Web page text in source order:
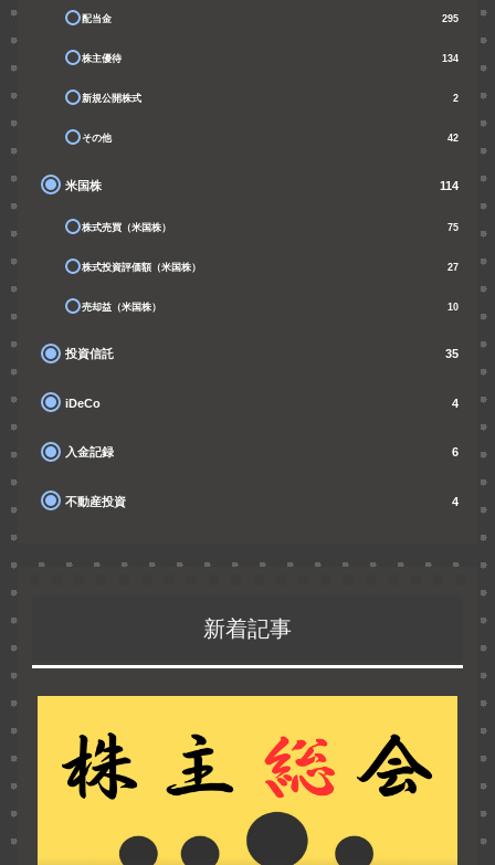
配当金 295
株主優待 134
新規公開株式 2
その他 42
米国株 114
株式売買（米国株） 75
株式投資評価額（米国株） 27
売却益（米国株） 10
投資信託 35
iDeCo 4
入金記録 6
不動産投資 4
新着記事